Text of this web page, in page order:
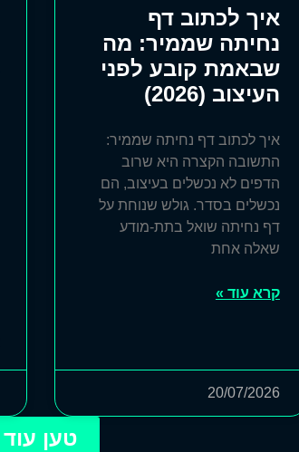
איך לכתוב דף
נחיתה שממיר: מה
שבאמת קובע לפני
העיצוב (2026)
איך לכתוב דף נחיתה שממיר:
התשובה הקצרה היא שרוב
הדפים לא נכשלים בעיצוב, הם
נכשלים בסדר. גולש שנוחת על
דף נחיתה שואל בתת-מודע
שאלה אחת
קרא עוד »
20/07/2026
טען עוד